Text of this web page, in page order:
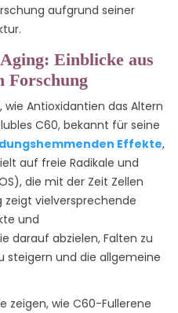
aufgrund seiner
Einblicke aus
Forschung
Antioxidantien das Altern
C60, bekannt für seine
Effekte,
auf freie Radikale und
die mit der Zeit Zellen
zeigt vielversprechende
und
darauf abzielen, Falten zu
steigern und die allgemeine
zeigen, wie C60-Fullerene